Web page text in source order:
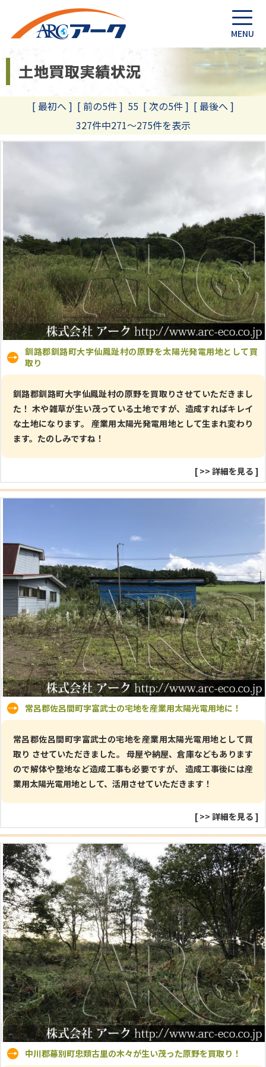
[ 最初へ ] [ 前の5件 ] 55 [ 次の5件 ] [ 最後へ ]
327件中271～275件を表示
釧路郡釧路町大字仙鳳趾村の原野を太陽光発電用地として買
取り
釧路郡釧路町大字仙鳳趾村の原野を買取りさせていただきまし
た！ 木や雑草が生い茂っている土地ですが、造成すればキレイ
な土地になります。 産業用太陽光発電用地として生まれ変わり
ます。たのしみですね！
[ >> 詳細を見る ]
常呂郡佐呂間町字富武士の宅地を産業用太陽光電用地に！
常呂郡佐呂間町字富武士の宅地を産業用太陽光電用地として買
取り させていただきました。 母屋や納屋、倉庫などもあります
ので解体や整地など造成工事も必要ですが、 造成工事後には産
業用太陽光電用地として、活用させていただきます！
[ >> 詳細を見る ]
中川郡幕別町忠類古里の木々が生い茂った原野を買取り！